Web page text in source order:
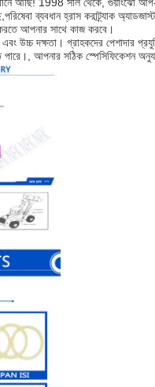
ব্যবধান হ্রাস করাট্র্যাক
আপনার সাথে কাজ করবে।
উচ্চ দক্ষতা। গ্রাহকদের পেশাদার
পারে।, আপনার সঠিক স্পেসিফিকেশন